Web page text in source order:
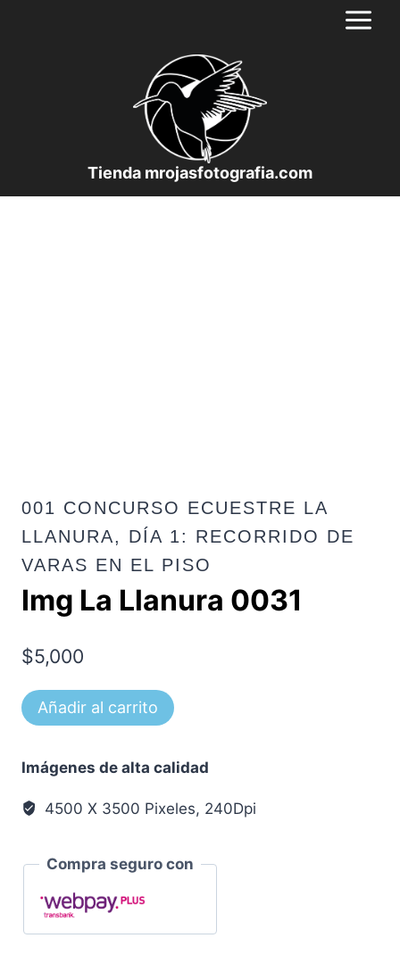
Tienda mrojasfotografia.com
001 CONCURSO ECUESTRE LA
LLANURA, DÍA 1: RECORRIDO DE
VARAS EN EL PISO
Img La Llanura 0031
$5,000
Img
La
0031
cantidad
Añadir al carrito
Imágenes de alta calidad
4500 X 3500 Pixeles, 240Dpi
Compra seguro con